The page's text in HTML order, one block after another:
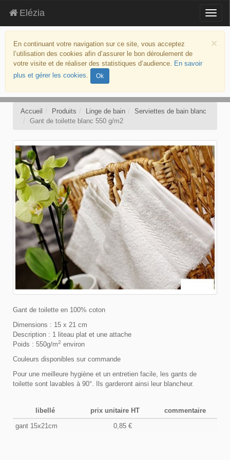
aller
contenu
menu
d’accessibilité
×
En continuant votre navigation sur ce site, vous acceptez
l’utilisation des cookies afin d’assurer le bon déroulement de
votre visite et de réaliser des statistiques d’audience. En savoir
plus et gérer les cookies. Ok
Elézia
Accueil Produits Linge de bain
Serviettes de bain blanc
Gant de toilette blanc 550 g/m2
Gant de toilette en 100% coton
Dimensions : 15 x 21 cm
Description : 1 liteau plat et une attache
Poids : 550g/m2 environ
Couleurs disponibles sur commande
Pour une meilleure hygiène et un entretien facile, les gants de
toilette sont lavables à 90°. Ils garderont ainsi leur blancheur.
libellé prix unitaire HT
commentaire
gant 15x21cm
0,85 €